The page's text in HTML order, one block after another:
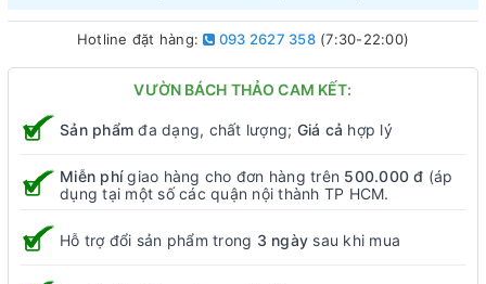
Hotline đặt hàng: 093 2627 358(7:30-22:00)
VƯỜN BÁCH THẢO CAM KẾT:
Sản phẩm đa dạng, chất lượng; Giá cả hợp lý
Miễn phígiao hàng cho đơn hàng trên 500.000 đ (áp
dụng tại một số các quận nội thành TP HCM.
Hỗ trợ đổi sản phẩm trong 3 ngày sau khi mua